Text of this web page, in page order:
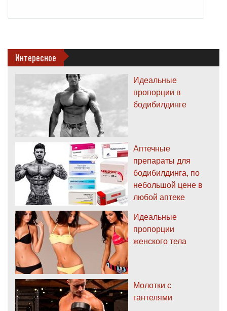
Интересное
Идеальные
пропорции в
бодибилдинге
Аптечные
препараты для
бодибилдинга, по
небольшой цене в
любой аптеке
Идеальные
пропорции
женского тела
Молотки с
гантелями